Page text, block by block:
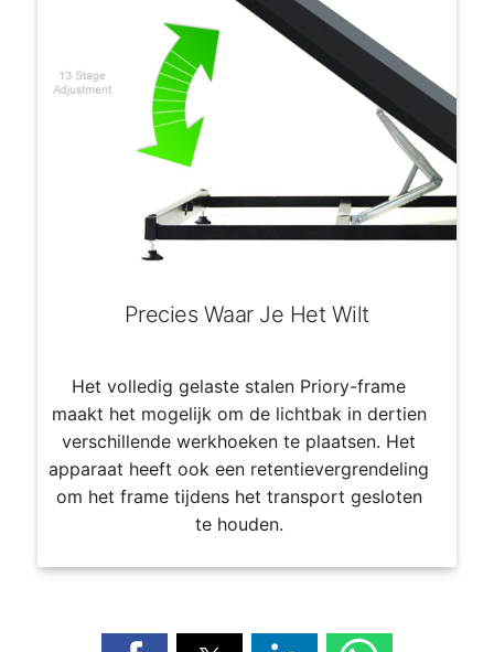
Precies Waar Je Het Wilt
Het volledig gelaste stalen Priory-frame
maakt het mogelijk om de lichtbak in dertien
verschillende werkhoeken te plaatsen. Het
apparaat heeft ook een retentievergrendeling
om het frame tijdens het transport gesloten
te houden.